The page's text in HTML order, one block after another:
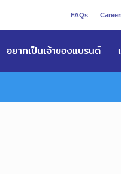
FAQs
อยากเป็นเจ้าของแบรนด์